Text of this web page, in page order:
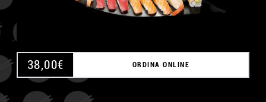
38,00€ ORDINA ONLINE